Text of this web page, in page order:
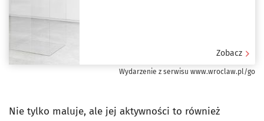
Zobacz
Wydarzenie z serwisu www.wroclaw.pl/go
Nie tylko maluje, ale jej aktywności to również